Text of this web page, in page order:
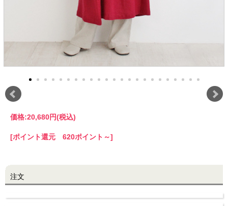
配送遅延情報
ご利用について
実店舗のご案内
LINE@お友だち登録で
10%OFFクーポンプレゼント中!
価格:20,680円(税込)
[ポイント還元 620ポイント～]
注文